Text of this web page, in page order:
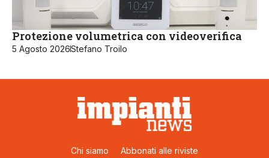
Protezione volumetrica con videoverifica
5 Agosto 2026Stefano Troilo
Chi siamo Abbonati alle riviste